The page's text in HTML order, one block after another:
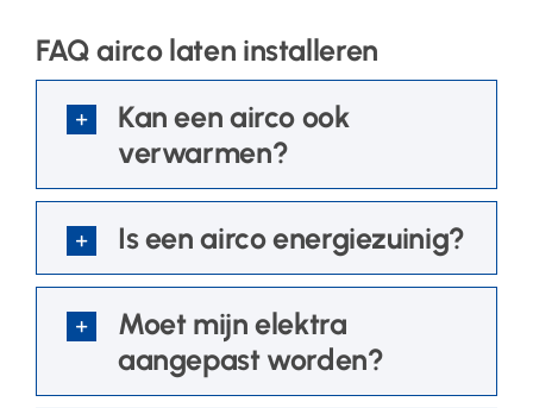
FAQ airco laten installeren
Kan een airco ook
verwarmen?
Is een airco energiezuinig?
Moet mijn elektra
aangepast worden?